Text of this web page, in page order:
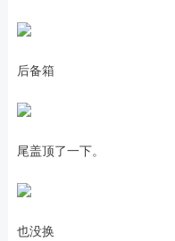
后备箱
尾盖顶了一下。
也没换